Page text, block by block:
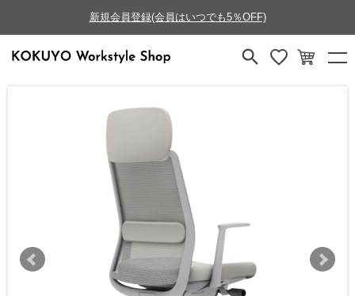
新規会員登録(会員はいつでも5％OFF)